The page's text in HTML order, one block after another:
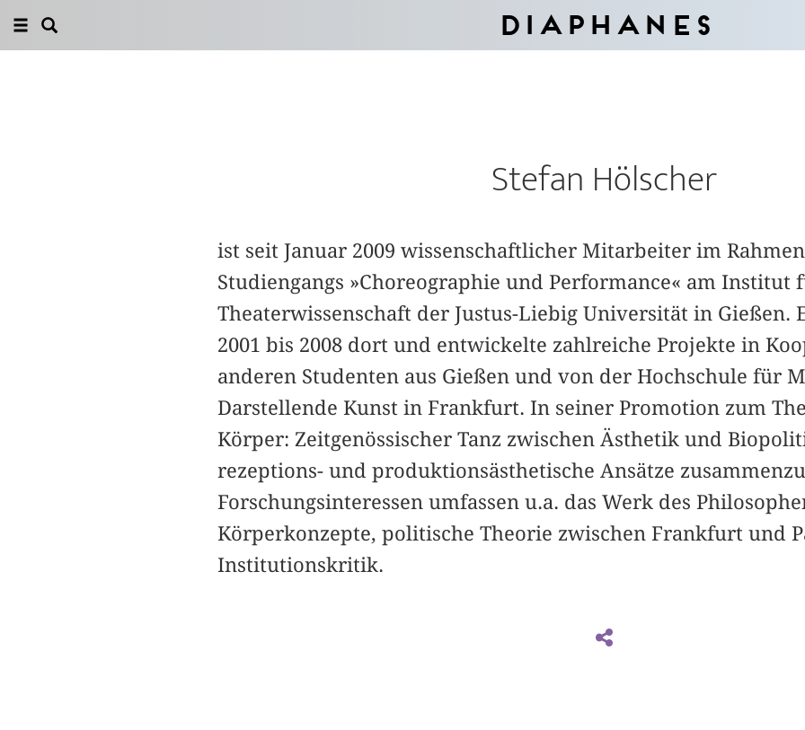
Diaphanes
Stefan Hölscher
ist seit Januar 2009 wissenschaftlicher Mitarbeiter im
Studiengangs »Choreographie und Performance« am Institut
Theaterwissenschaft der Justus-Liebig Universität in Gießen.
2001 bis 2008 dort und entwickelte zahlreiche Projekte in
anderen Studenten aus Gießen und von der Hochschule für
Darstellende Kunst in Frankfurt. In seiner Promotion zum
Körper: Zeitgenössischer Tanz zwischen Ästhetik und
rezeptions- und produktionsästhetische Ansätze
Forschungsinteressen umfassen u.a. das Werk des
Körperkonzepte, politische Theorie zwischen Frankfurt und
Institutionskritik.